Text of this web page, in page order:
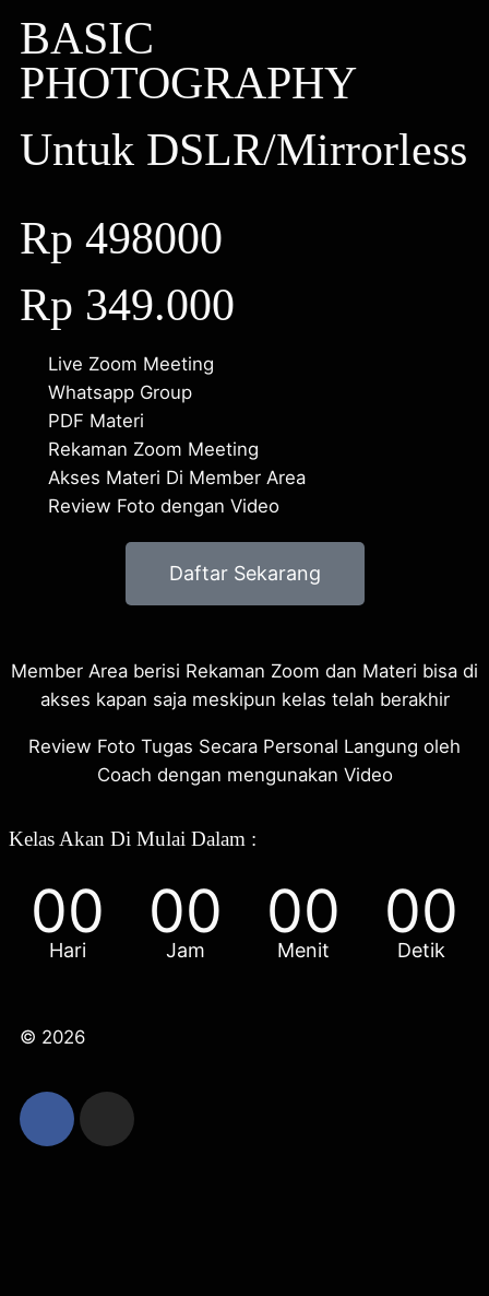
BASIC
PHOTOGRAPHY
Untuk DSLR/Mirrorless
Rp 498000
Rp 349.000
Live Zoom Meeting
Whatsapp Group
PDF Materi
Rekaman Zoom Meeting
Akses Materi Di Member Area
Review Foto dengan Video
Daftar Sekarang
Member Area berisi Rekaman Zoom dan Materi bisa di
akses kapan saja meskipun kelas telah berakhir
Review Foto Tugas Secara Personal Langung oleh
Coach dengan mengunakan Video
Kelas Akan Di Mulai Dalam :
00
Hari
00
Jam
00
Menit
00
Detik
© 2026